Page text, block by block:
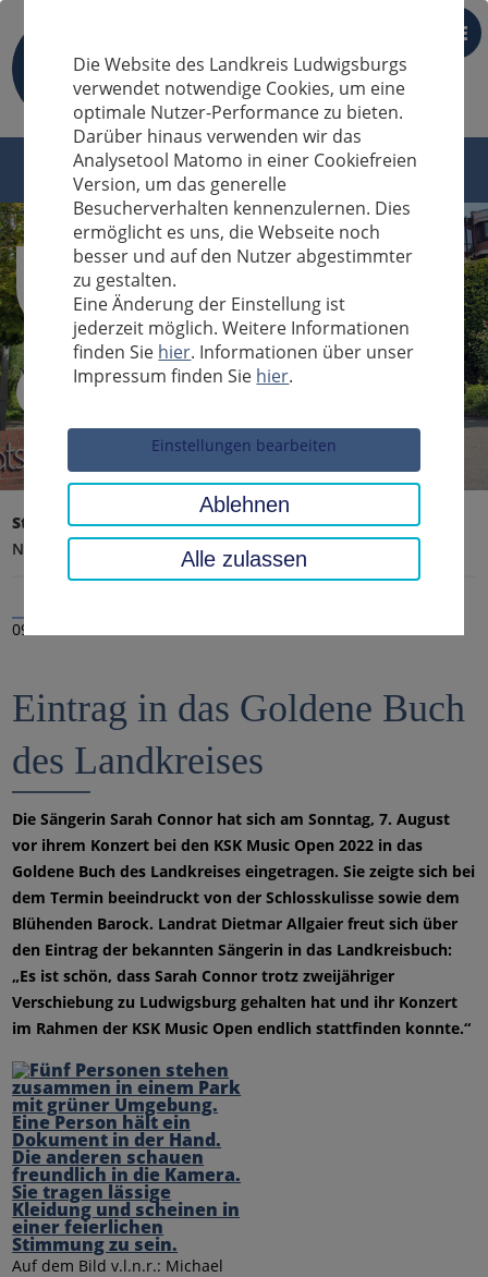
DE
Sucheingabe
Startseite Landratsamt, Landkreis
Aktuelles
Nachrichten
09.08.2022
Eintrag in das Goldene Buch
des Landkreises
Die Sängerin Sarah Connor hat sich am Sonntag, 7. August
vor ihrem Konzert bei den KSK Music Open 2022 in das
Goldene Buch des Landkreises eingetragen. Sie zeigte sich bei
dem Termin beeindruckt von der Schlosskulisse sowie dem
Blühenden Barock. Landrat Dietmar Allgaier freut sich über
den Eintrag der bekannten Sängerin in das Landkreisbuch:
„Es ist schön, dass Sarah Connor trotz zweijähriger
Verschiebung zu Ludwigsburg gehalten hat und ihr Konzert
im Rahmen der KSK Music Open endlich stattfinden konnte.“
Auf dem Bild v.l.n.r.: Michael
Die Website des Landkreis Ludwigsburgs
verwendet notwendige Cookies, um eine
optimale Nutzer-Performance zu bieten.
Darüber hinaus verwenden wir das
Analysetool Matomo in einer Cookiefreien
Version, um das generelle
Besucherverhalten kennenzulernen. Dies
ermöglicht es uns, die Webseite noch
besser und auf den Nutzer abgestimmter
zu gestalten.
Eine Änderung der Einstellung ist
jederzeit möglich. Weitere Informationen
finden Sie hier. Informationen über unser
Impressum finden Sie hier.
Einstellungen bearbeiten
Ablehnen
Alle zulassen